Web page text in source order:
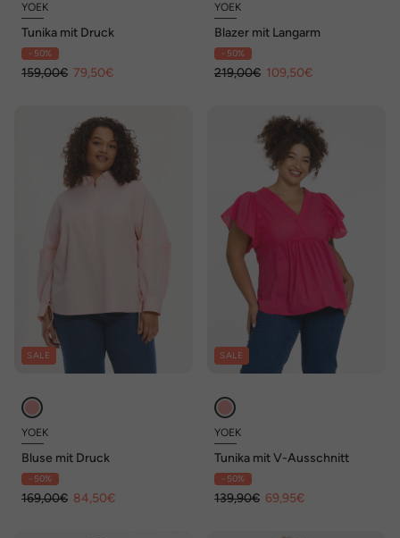
YOEK
Tunika mit Druck
- 50%
159,00€ 79,50€
YOEK
Blazer mit Langarm
- 50%
219,00€ 109,50€
SALE
YOEK
Bluse mit Druck
- 50%
169,00€ 84,50€
SALE
YOEK
Tunika mit V-Ausschnitt
- 50%
139,90€ 69,95€